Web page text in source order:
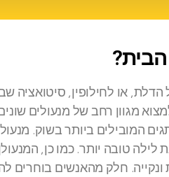
או לחילופין,
מגוון רחב של מנעולים
המובילים ביותר בשוק.
טובה יותר. כמו כן,
חלק מהאנשים בוחרים